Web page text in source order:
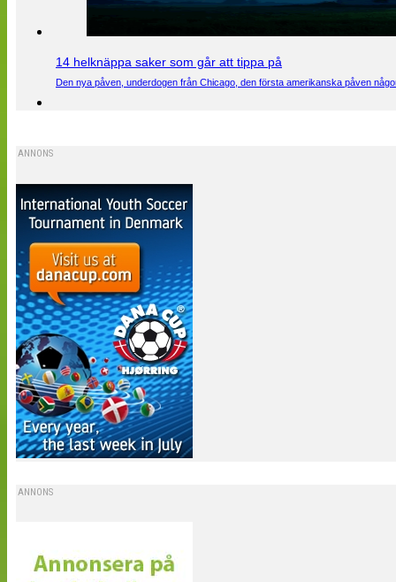
14 helknäppa saker som går att tippa på
Den nya påven, underdogen från Chicago, den första amerikanska påven
ANNONS
ANNONS